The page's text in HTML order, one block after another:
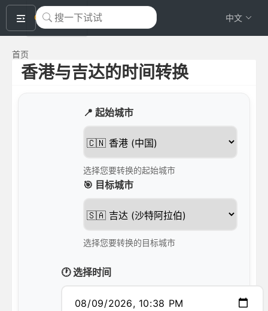
okeyTool 中文
首页
香港与吉达的时间转换
📍 起始城市
选择您要转换的起始城市
🎯 目标城市
选择您要转换的目标城市
🕐 选择时间